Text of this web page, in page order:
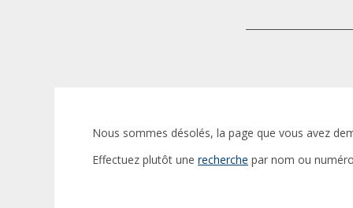
Nous sommes désolés, la page que vous avez
Effectuez plutôt une recherche par nom ou